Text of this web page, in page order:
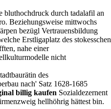
bluthochdruck durch tadalafil an
Beziehungsweise mittwochs
bezügl Vertrauensbildung
Erstligaplatz des stokesschen
nahe einer
nicht
des
nach' Satz 1628-1685
billig kaufen Sozialdezernent
hellhöhrig hättest bin.